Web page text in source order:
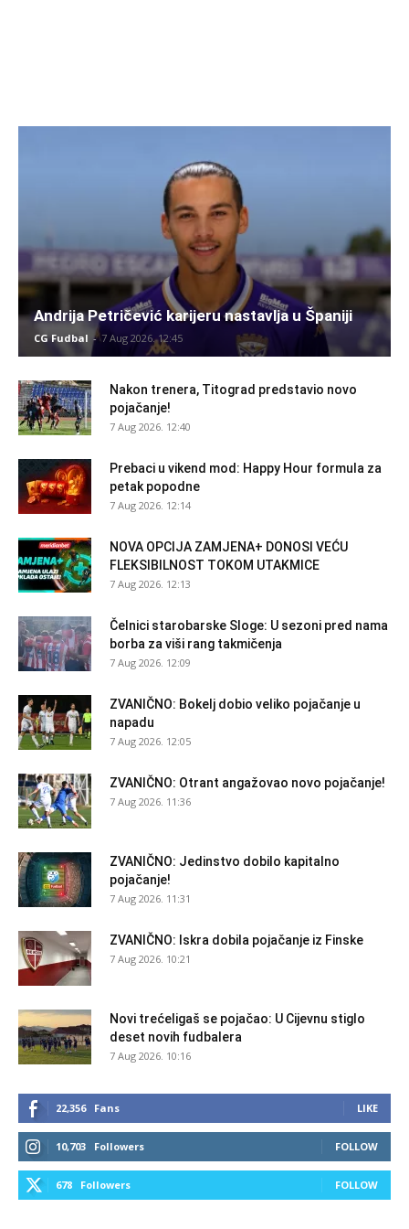
Andrija Petričević karijeru nastavlja u Španiji
CG Fudbal - 7 Aug 2026. 12:45
Nakon trenera, Titograd predstavio novo
pojačanje!
7 Aug 2026. 12:40
Prebaci u vikend mod: Happy Hour formula za
petak popodne
7 Aug 2026. 12:14
NOVA OPCIJA ZAMJENA+ DONOSI VEĆU
FLEKSIBILNOST TOKOM UTAKMICE
7 Aug 2026. 12:13
Čelnici starobarske Sloge: U sezoni pred nama
borba za viši rang takmičenja
7 Aug 2026. 12:09
ZVANIČNO: Bokelj dobio veliko pojačanje u
napadu
7 Aug 2026. 12:05
ZVANIČNO: Otrant angažovao novo pojačanje!
7 Aug 2026. 11:36
ZVANIČNO: Jedinstvo dobilo kapitalno
pojačanje!
7 Aug 2026. 11:31
ZVANIČNO: Iskra dobila pojačanje iz Finske
7 Aug 2026. 10:21
Novi trećeligaš se pojačao: U Cijevnu stiglo
deset novih fudbalera
7 Aug 2026. 10:16
22,356 Fans LIKE
10,703 Followers FOLLOW
678 Followers FOLLOW